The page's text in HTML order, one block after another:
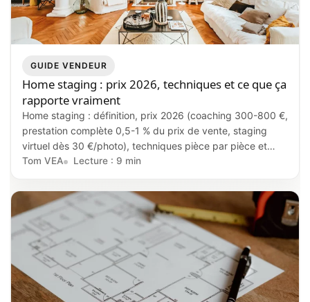
GUIDE VENDEUR
Home staging : prix 2026, techniques et ce que ça
rapporte vraiment
Home staging : définition, prix 2026 (coaching 300-800 €,
prestation complète 0,5-1 % du prix de vente, staging
virtuel dès 30 €/photo), techniques pièce par pièce et
impact réel sur le délai de vente et la négociation.
Tom VEA Lecture : 9 min